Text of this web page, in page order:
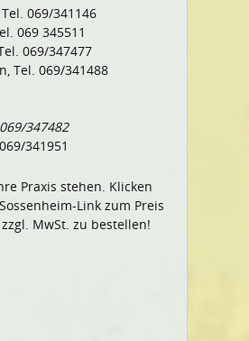
069/341146
069 345511
069/347477
Tel. 069/341488
347482
341951
Praxis stehen. Klicken
Link zum Preis
zzgl. MwSt. zu bestellen!